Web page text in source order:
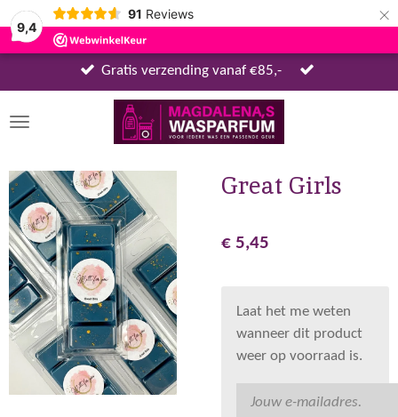
9,4
91 Reviews ×
Gratis verzending vanaf €85,-
Great Girls
€ 5,45
Laat het me weten
wanneer dit product
weer op voorraad is.